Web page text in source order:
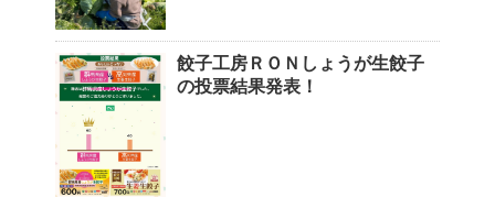
餃子工房ＲＯＮしょうが生餃子
の投票結果発表！